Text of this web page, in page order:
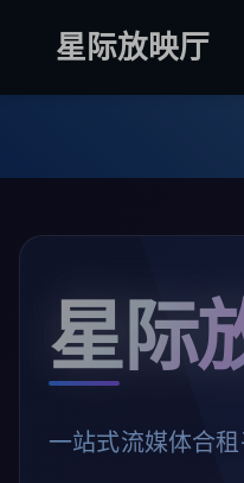
星际放映厅
星际
一站式流媒体合